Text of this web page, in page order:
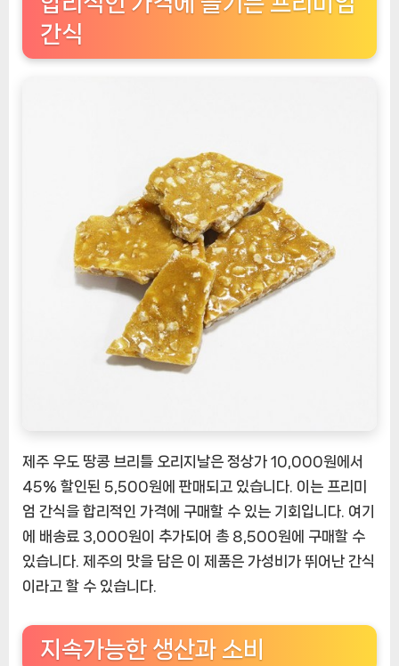
간식
제주 우도 땅콩 브리틀 오리지날은 정상가 10,000원에서
45% 할인된 5,500원에 판매되고 있습니다. 이는 프리미
엄 간식을 합리적인 가격에 구매할 수 있는 기회입니다. 여기
에 배송료 3,000원이 추가되어 총 8,500원에 구매할 수
있습니다. 제주의 맛을 담은 이 제품은 가성비가 뛰어난 간식
이라고 할 수 있습니다.
지속가능한 생산과 소비